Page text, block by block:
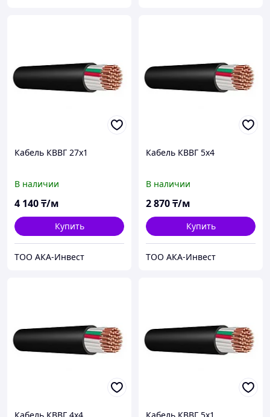
Кабель КВВГ 27x1
В наличии
4 140₸/м
Купить
ТОО АКА-Инвест
Кабель КВВГ 5x4
В наличии
2 870₸/м
Купить
ТОО АКА-Инвест